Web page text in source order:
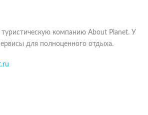
компанию About Planet. У
для полноценного отдыха.